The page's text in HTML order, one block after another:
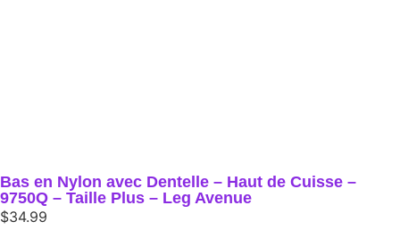
Bas en Nylon avec Dentelle – Haut de Cuisse –
9750Q – Taille Plus – Leg Avenue
$34.99